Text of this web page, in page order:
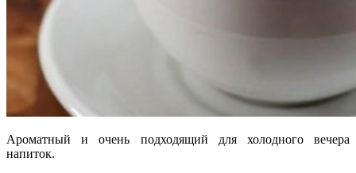
Ароматный и очень подходящий для холодного вечера
напиток.